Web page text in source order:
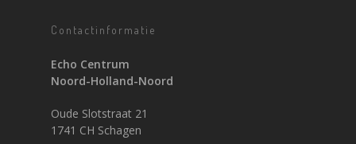
Contactinformatie
Echo Centrum
Noord-Holland-Noord
Oude Slotstraat 21
1741 CH Schagen